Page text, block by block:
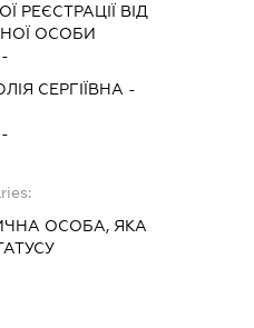
РЕЄСТРАЦІЇ ВІД
ОСОБИ
СЕРГІЇВНА -
ОСОБА, ЯКА